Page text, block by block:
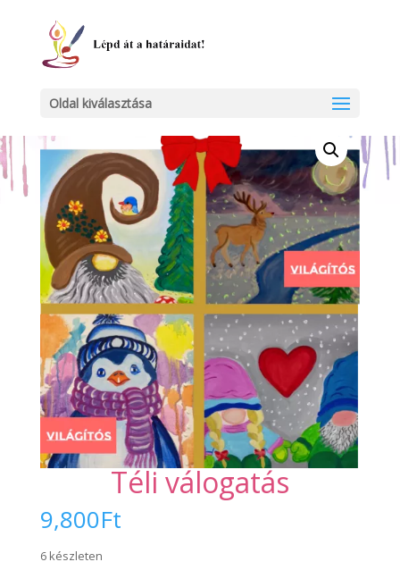
Oldal kiválasztása
Kezdőlap/Egyéb/ Téli válogatás
Téli válogatás
9,800Ft
6 készleten